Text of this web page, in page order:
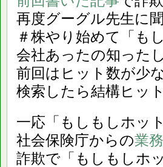
再度グーグル先生に
＃株やり始めて「も
会社あったの知ったし
前回はヒット数が少
検索したら結構ヒッ
一応「もしもしホッ
社会保険庁からの業
詐欺で「もしもしホ